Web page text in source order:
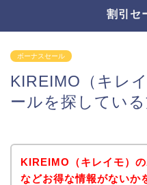
割引セ
ボーナスセール
KIREIMO（キレ
ールを探してい
KIREIMO（キレイモ）
などお得な情報がないか